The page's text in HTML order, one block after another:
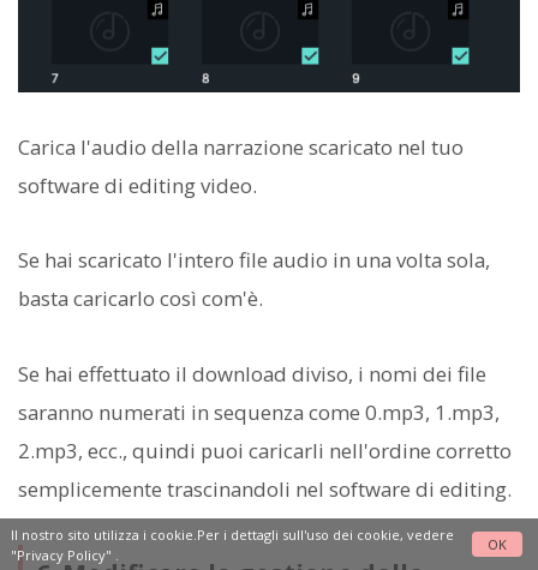
Carica l'audio della narrazione scaricato nel tuo
software di editing video.
Se hai scaricato l'intero file audio in una volta sola,
basta caricarlo così com'è.
Se hai effettuato il download diviso, i nomi dei file
saranno numerati in sequenza come 0.mp3, 1.mp3,
2.mp3, ecc., quindi puoi caricarli nell'ordine corretto
semplicemente trascinandoli nel software di editing.
Il nostro sito utilizza i cookie.Per i dettagli sull'uso dei cookie, vedere
"Privacy Policy"
OK